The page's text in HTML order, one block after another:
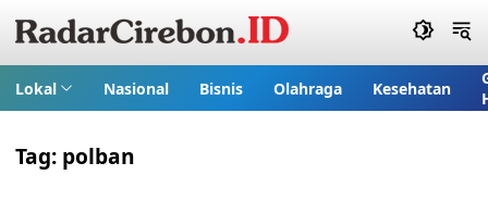
Lokal Nasional Bisnis Olahraga Kesehatan
Tag: polban